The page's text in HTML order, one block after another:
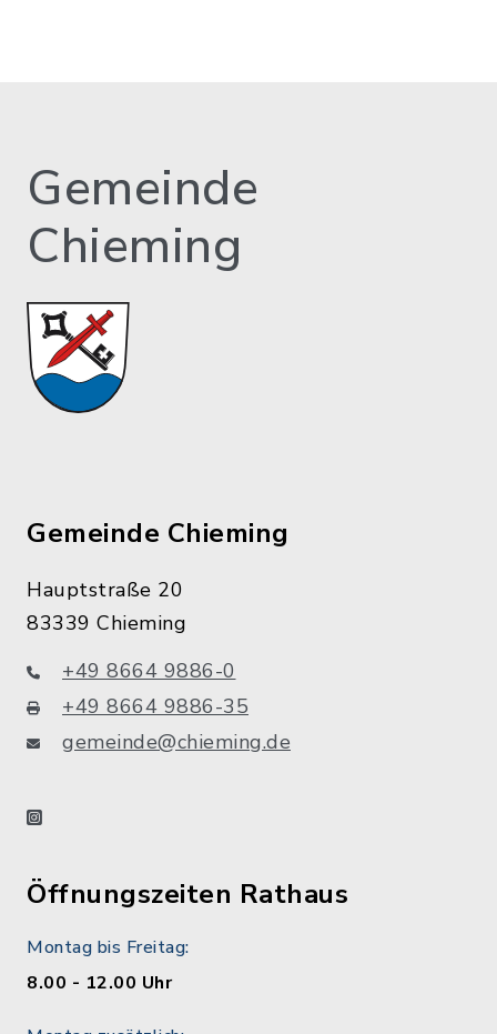
Gemeinde
Chieming
Gemeinde Chieming
Hauptstraße 20
83339 Chieming
+49 8664 9886-0
+49 8664 9886-35
gemeinde@chieming.de
instagram
Öffnungszeiten Rathaus
Montag bis Freitag:
8.00 - 12.00 Uhr